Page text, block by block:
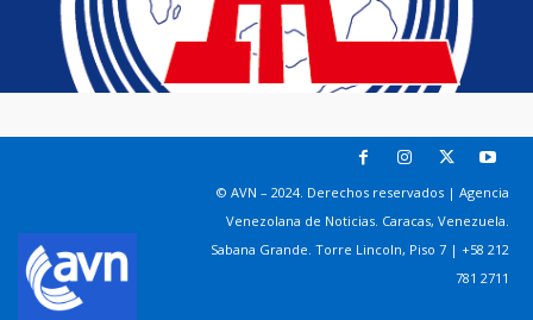
© AVN – 2024. Derechos reservados | Agencia
Venezolana de Noticias. Caracas, Venezuela.
Sabana Grande. Torre Lincoln, Piso 7 | +58 212
781 2711